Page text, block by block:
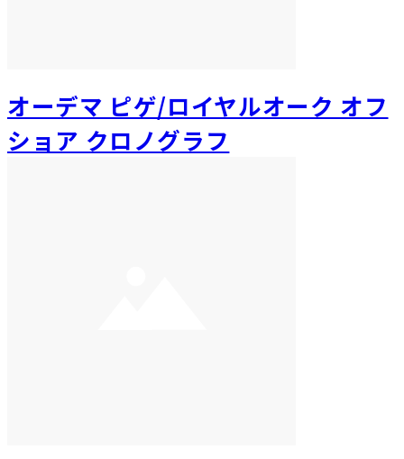
オーデマ ピゲ/ロイヤルオーク オフ
ショア クロノグラフ